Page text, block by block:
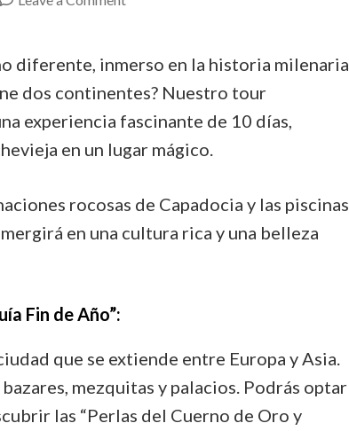
Año:
Celebra
Magia
Días
diferente, inmerso en la historia milenaria
dos continentes? Nuestro tour
experiencia fascinante de 10 días,
en un lugar mágico.
rocosas de Capadocia y las piscinas
en una cultura rica y una belleza
Fin de Año”:
que se extiende entre Europa y Asia.
mezquitas y palacios. Podrás optar
las “Perlas del Cuerno de Oro y